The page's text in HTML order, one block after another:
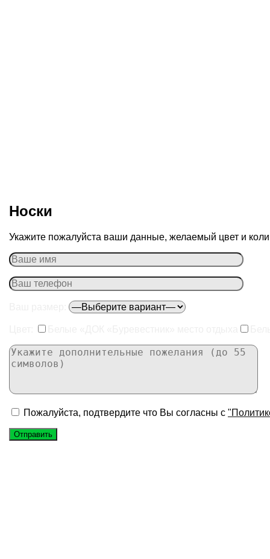
Носки
Укажите пожалуйста ваши данные, желаемый цвет и
Пожалуйста, подтвердите что Вы согласны с